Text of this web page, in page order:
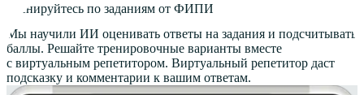
Тренируйтесь по заданиям от ФИПИ
Мы научили ИИ оценивать ответы на задания и подсчитывать
баллы. Решайте тренировочные варианты вместе
с виртуальным репетитором. Виртуальный репетитор даст
подсказку и комментарии к вашим ответам.